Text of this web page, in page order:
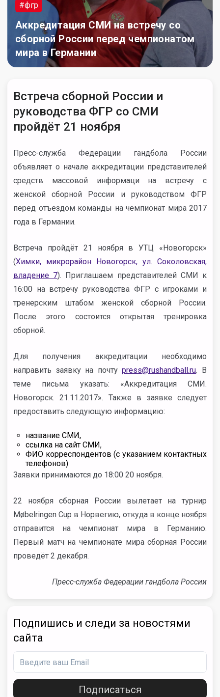
#фгр
Аккредитация СМИ на встречу со
сборной России перед чемпионатом
мира в Германии
Встреча сборной России и
руководства ФГР со СМИ
пройдёт 21 ноября
Пресс-служба Федерации гандбола России
объявляет о начале аккредитации представителей
средств массовой информаци на встречу с
женской сборной России и руководством ФГР
перед отъездом команды на чемпионат мира 2017
года в Германии.
Встреча пройдёт 21 ноября в УТЦ «Новогорск»
(Химки, микрорайон Новогорск, ул. Соколовская,
владение 7). Приглашаем представителей СМИ к
16:00 на встречу руководства ФГР с игроками и
тренерским штабом женской сборной России.
После этого состоится открытая тренировка
сборной.
Для получения аккредитации необходимо
направить заявку на почтуpress@rushandball.ru. В
теме письма указать: «Аккредитация СМИ.
Новогорск. 21.11.2017». Также в заявке следует
предоставить следующую информацию:
название СМИ,
ссылка на сайт СМИ,
ФИО корреспондентов (с указанием контактных
телефонов)
Заявки принимаются до 18:00 20 ноября.
22 ноября сборная России вылетает на турнир
Møbelringen Cup в Норвегию, откуда в конце ноября
отправится на чемпионат мира в Германию.
Первый матч на чемпионате мира сборная России
проведёт 2 декабря.
Пресс-служба Федерации гандбола России
Подпишись и следи за новостями
сайта
Подписаться